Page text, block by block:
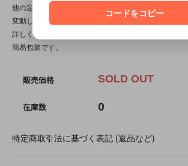
他の定形外対応商品と複数購入される場合は、サイズ
変動します。送料は【最終注文確認書】で確定します。
詳しくは
簡易包装です。
販売価格 SOLD OUT
在庫数 0
特定商取引法に基づく表記 (返品など)
コードをコピー